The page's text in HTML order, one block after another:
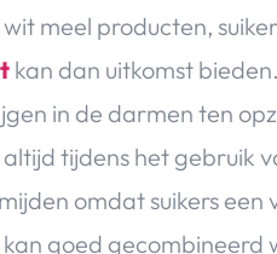
meel producten,
kan dan uitkomst
in de darmen ten
tijdens het gebruik
omdat suikers een
goed gecombineerd